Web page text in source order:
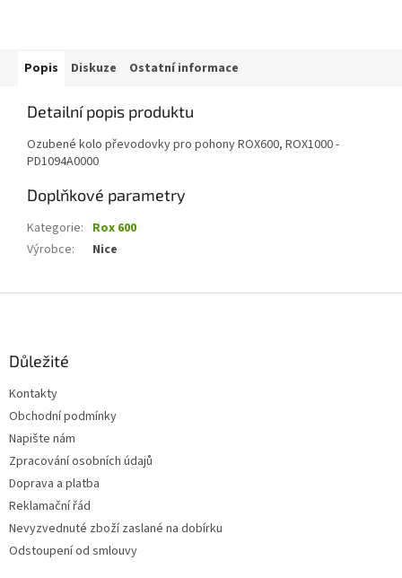
Popis Diskuze Ostatní informace
Detailní popis produktu
Ozubené kolo převodovky pro pohony ROX600, ROX1000 -
PD1094A0000
Doplňkové parametry
Kategorie: Rox 600
Výrobce: Nice
Důležité
Kontakty
Obchodní podmínky
Napište nám
Zpracování osobních údajů
Doprava a platba
Reklamační řád
Nevyzvednuté zboží zaslané na dobírku
Odstoupení od smlouvy